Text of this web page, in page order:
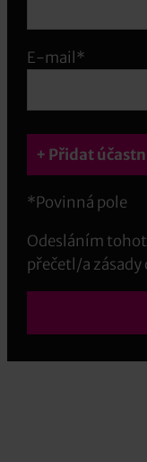
E-mail*
+ Přidat
*Povinná pole
Odesláním
přečetl/a